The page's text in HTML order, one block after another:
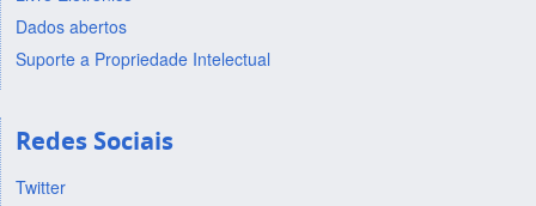
Dados abertos
Suporte a Propriedade Intelectual
Redes Sociais
Twitter